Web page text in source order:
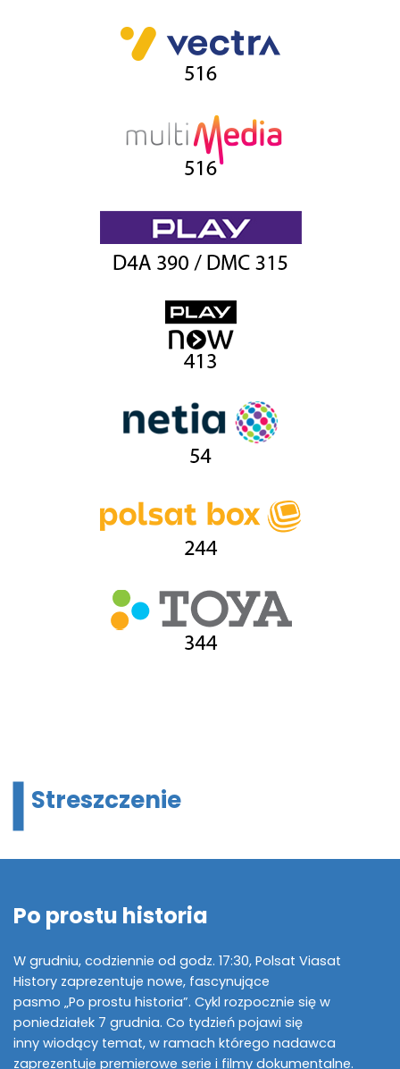
Streszczenie
Po prostu historia
W grudniu, codziennie od godz. 17:30, Polsat Viasat
History zaprezentuje nowe, fascynujące
pasmo „Po prostu historia”. Cykl rozpocznie się w
poniedziałek 7 grudnia. Co tydzień pojawi się
inny wiodący temat, w ramach którego nadawca
zaprezentuje premierowe serie i filmy dokumentalne.